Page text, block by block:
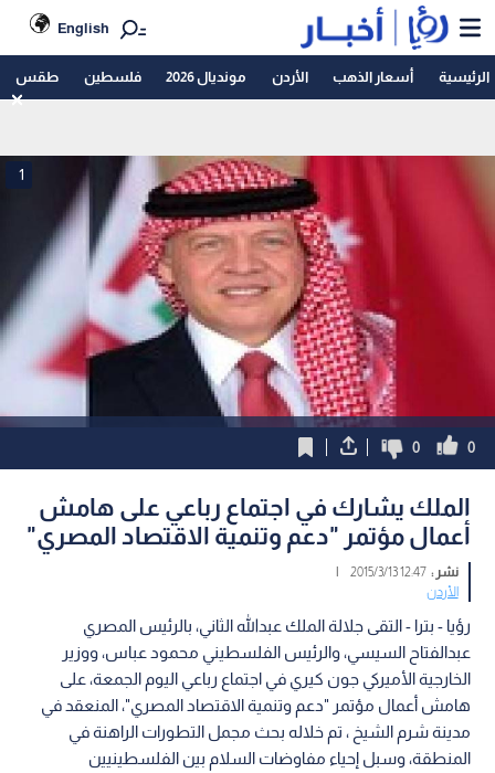
English
الرئيسية أسعار الذهب الأردن مونديال 2026 فلسطين طقس
1
0
0
الملك يشارك في اجتماع رباعي على هامش
أعمال مؤتمر "دعم وتنمية الاقتصاد المصري"
نشر :12:47 2015/3/13
|
الأردن
رؤيا - بترا - التقى جلالة الملك عبدالله الثاني، بالرئيس المصري
عبدالفتاح السيسي، والرئيس الفلسطيني محمود عباس، ووزير
الخارجية الأميركي جون كيري في اجتماع رباعي اليوم الجمعة، على
هامش أعمال مؤتمر "دعم وتنمية الاقتصاد المصري"، المنعقد في
مدينة شرم الشيخ ، تم خلاله بحث مجمل التطورات الراهنة في
المنطقة، وسبل إحياء مفاوضات السلام بين الفلسطينيين